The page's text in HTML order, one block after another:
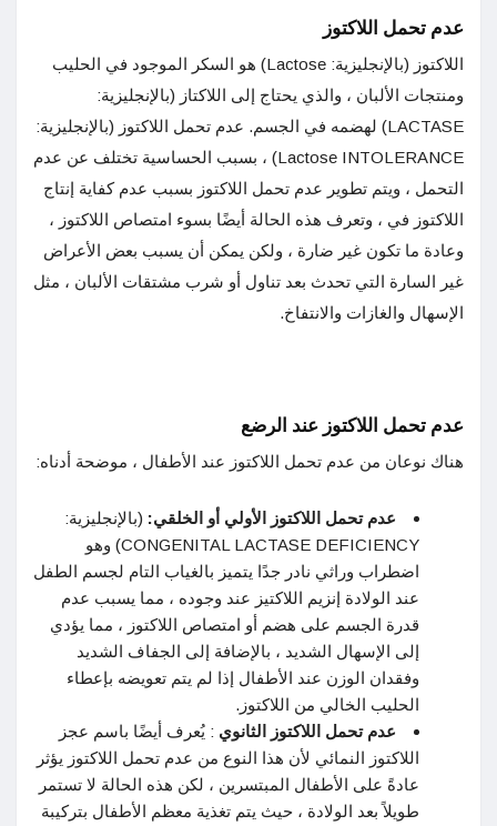
عدم تحمل اللاكتوز
اللاكتوز (بالإنجليزية: Lactose) هو السكر الموجود في الحليب
ومنتجات الألبان ، والذي يحتاج إلى اللاكتاز (بالإنجليزية:
LACTASE) لهضمه في الجسم. عدم تحمل اللاكتوز (بالإنجليزية:
Lactose INTOLERANCE) ، بسبب الحساسية تختلف عن عدم
التحمل ، ويتم تطوير عدم تحمل اللاكتوز بسبب عدم كفاية إنتاج
اللاكتوز في ، وتعرف هذه الحالة أيضًا بسوء امتصاص اللاكتوز ،
وعادة ما تكون غير ضارة ، ولكن يمكن أن يسبب بعض الأعراض
غير السارة التي تحدث بعد تناول أو شرب مشتقات الألبان ، مثل
الإسهال والغازات والانتفاخ.
عدم تحمل اللاكتوز عند الرضع
هناك نوعان من عدم تحمل اللاكتوز عند الأطفال ، موضحة أدناه:
عدم تحمل اللاكتوز الأولي أو الخلقي: (بالإنجليزية:
CONGENITAL LACTASE DEFICIENCY) وهو
اضطراب وراثي نادر جدًا يتميز بالغياب التام لجسم الطفل
عند الولادة إنزيم اللاكتيز عند وجوده ، مما يسبب عدم
قدرة الجسم على هضم أو امتصاص اللاكتوز ، مما يؤدي
إلى الإسهال الشديد ، بالإضافة إلى الجفاف الشديد
وفقدان الوزن عند الأطفال إذا لم يتم تعويضه بإعطاء
الحليب الخالي من اللاكتوز.
عدم تحمل اللاكتوز الثانوي : يُعرف أيضًا باسم عجز
اللاكتوز النمائي لأن هذا النوع من عدم تحمل اللاكتوز يؤثر
عادةً على الأطفال المبتسرين ، لكن هذه الحالة لا تستمر
طويلاً بعد الولادة ، حيث يتم تغذية معظم الأطفال بتركيبة